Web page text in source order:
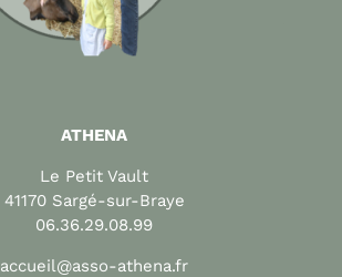
ATHENA
Le Petit Vault
41170 Sargé-sur-Braye
06.36.29.08.99
accueil@asso-athena.fr